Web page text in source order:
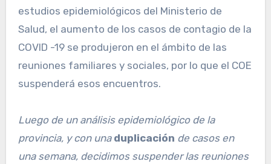
estudios epidemiológicos del Ministerio de
Salud, el aumento de los casos de contagio de la
COVID -19 se produjeron en el ámbito de las
reuniones familiares y sociales, por lo que el COE
suspenderá esos encuentros.
Luego de un análisis epidemiológico de la
provincia, y con unaduplicación de casos en
una semana, decidimos suspender las reuniones